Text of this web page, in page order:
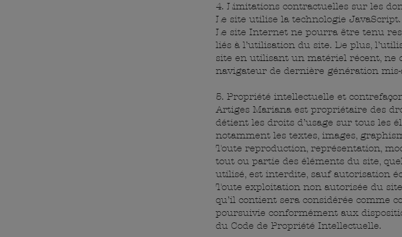
4. Limitations contractuelles sur les
Le site utilise la technologie JavaScript.
Le site Internet ne pourra être tenu
liés à l’utilisation du site. De plus,
site en utilisant un matériel récent, ne
navigateur de dernière génération
5. Propriété intellectuelle et
Artiges Mariana est propriétaire des
détient les droits d’usage sur tous les
notamment les textes, images,
Toute reproduction, représentation,
tout ou partie des éléments du site,
utilisé, est interdite, sauf autorisation
Toute exploitation non autorisée du
qu’il contient sera considérée comme
poursuivie conformément aux
du Code de Propriété Intellectuelle.